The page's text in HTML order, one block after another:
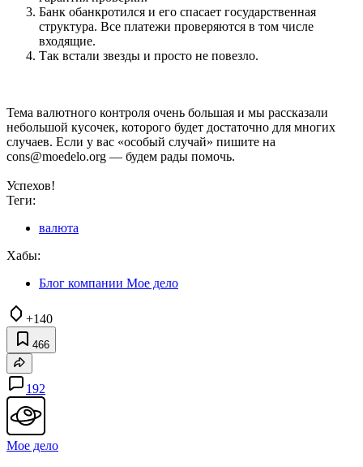
Банк обанкротился и его спасает государственная
структура. Все платежи проверяются в том числе
входящие.
Так встали звезды и просто не повезло.
Тема валютного контроля очень большая и мы рассказали
небольшой кусочек, которого будет достаточно для многих
случаев. Если у вас «особый случай» пишите на
cons@moedelo.org — будем рады помочь.
Успехов!
Теги:
валюта
Хабы:
Блог компании Мое дело
+140
466
192
Мое дело